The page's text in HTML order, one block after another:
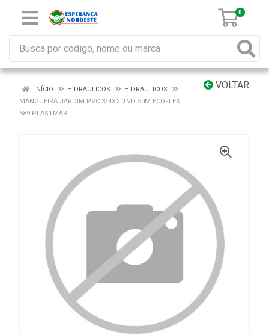
0
VOLTAR
INÍCIO HIDRAULICOS
HIDRAULICOS
MANGUEIRA JARDIM PVC 3/4X2.0 VD 50M ECOFLEX
589 PLASTMAR